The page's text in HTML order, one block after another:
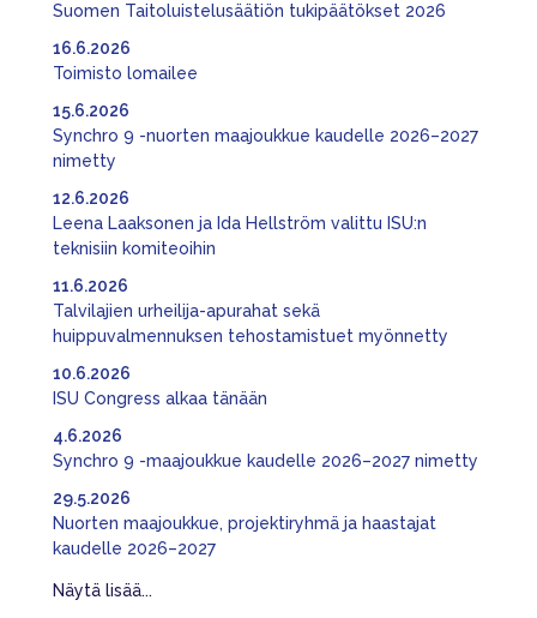
Suomen Taitoluistelusäätiön tukipäätökset 2026
Toimisto lomailee
16.6.2026
Synchro 9 -nuorten maajoukkue kaudelle 2026–2027
nimetty
15.6.2026
Leena Laaksonen ja Ida Hellström valittu ISU:n
teknisiin komiteoihin
12.6.2026
Talvilajien urheilija-apurahat sekä
huippuvalmennuksen tehostamistuet myönnetty
11.6.2026
ISU Congress alkaa tänään
10.6.2026
Synchro 9 -maajoukkue kaudelle 2026–2027 nimetty
4.6.2026
Nuorten maajoukkue, projektiryhmä ja haastajat
kaudelle 2026–2027
29.5.2026
Näytä lisää...